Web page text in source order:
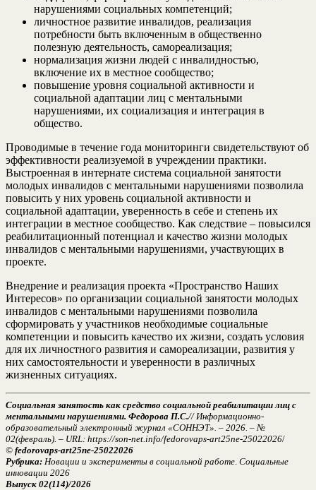
нарушениями социальных компетенций;
личностное развитие инвалидов, реализация
потребности быть включенным в общественно
полезную деятельность, самореализация;
нормализация жизни людей с инвалидностью,
включение их в местное сообщество;
повышение уровня социальной активности и
социальной адаптации лиц с ментальными
нарушениями, их социализация и интеграция в
общество.
Проводимые в течение года мониторинги свидетельствуют об
эффективности реализуемой в учреждении практики.
Выстроенная в интернате система социальной занятости
молодых инвалидов с ментальными нарушениями позволила
повысить у них уровень социальной активности и
социальной адаптации, уверенность в себе и степень их
интеграции в местное сообщество. Как следствие – повысился
реабилитационный потенциал и качество жизни молодых
инвалидов с ментальными нарушениями, участвующих в
проекте.
Внедрение и реализация проекта «Пространство Наших
Интересов» по организации социальной занятости молодых
инвалидов с ментальными нарушениями позволила
сформировать у участников необходимые социальные
компетенции и повысить качество их жизни, создать условия
для их личностного развития и самореализации, развития у
них самостоятельности и уверенности в различных
жизненных ситуациях.
Социальная занятость как средство социальной реабилитации лиц с
ментальными нарушениями. Федорова П.С.// Информационно-
образовательный электронный журнал «СОННЭТ». – 2026. – №
02(февраль). – URL: https://son-net.info/fedorovaps-art25ne-25022026/
© fedorovaps-art25ne-25022026
Рубрика: Новации и эксперименты в социальной работе Социальные
инновации 2026
Выпуск 02(114)/2026